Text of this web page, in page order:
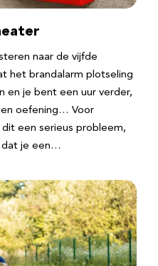
naar de vijfde
het brandalarm plotseling
en je bent een uur verder,
oefening… Voor
een serieus probleem,
dat je een…